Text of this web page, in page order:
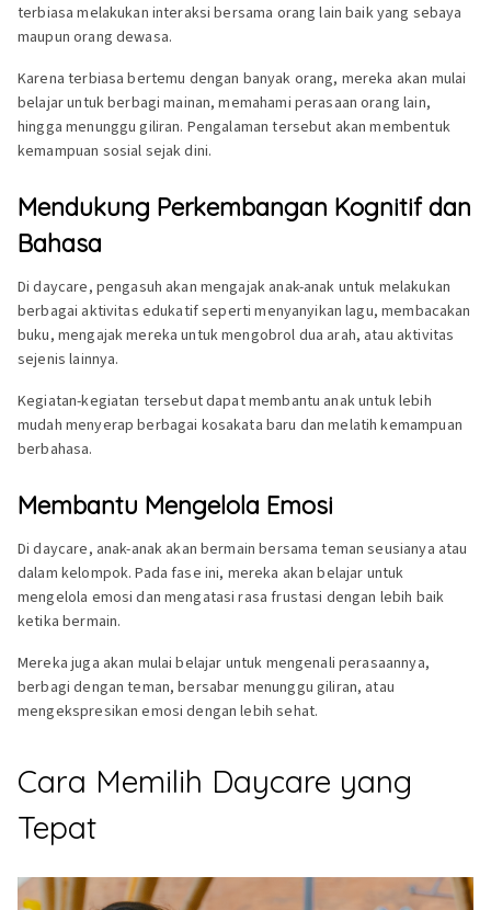
terbiasa melakukan interaksi bersama orang lain baik yang sebaya
maupun orang dewasa.
Karena terbiasa bertemu dengan banyak orang, mereka akan mulai
belajar untuk berbagi mainan, memahami perasaan orang lain,
hingga menunggu giliran. Pengalaman tersebut akan membentuk
kemampuan sosial sejak dini.
Mendukung Perkembangan Kognitif dan
Bahasa
Di daycare, pengasuh akan mengajak anak-anak untuk melakukan
berbagai aktivitas edukatif seperti menyanyikan lagu, membacakan
buku, mengajak mereka untuk mengobrol dua arah, atau aktivitas
sejenis lainnya.
Kegiatan-kegiatan tersebut dapat membantu anak untuk lebih
mudah menyerap berbagai kosakata baru dan melatih kemampuan
berbahasa.
Membantu Mengelola Emosi
Di daycare, anak-anak akan bermain bersama teman seusianya atau
dalam kelompok. Pada fase ini, mereka akan belajar untuk
mengelola emosi dan mengatasi rasa frustasi dengan lebih baik
ketika bermain.
Mereka juga akan mulai belajar untuk mengenali perasaannya,
berbagi dengan teman, bersabar menunggu giliran, atau
mengekspresikan emosi dengan lebih sehat.
Cara Memilih Daycare yang
Tepat